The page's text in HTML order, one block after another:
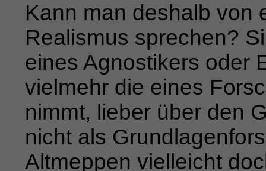
Kann man deshalb von
Realismus sprechen?
eines Agnostikers oder
vielmehr die eines
nimmt, lieber über den
nicht als
Altmeppen viel­leicht